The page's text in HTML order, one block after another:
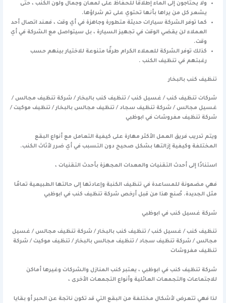
ولا يحتاجون إلى الماء إطلاقاً للحفاظ على لمعان وجمال ولون الكنب ، حتى
يشعر كل من يراها بأنها تحتوي على تم شراؤها.
كما توفر الشركة سيارات حديثة متطورة وجاهزة في أي وقت ، فعند اتصال أحد
العملاء لن يقضي الوقت في تجهيز السيارة ، بل سيتواصل مع الشركة في أي
وقت.
كذلك توفر الشركة للعملاء الكرام طرقًا متنوعة للاختيار بينهم حسب
رغبتهم في تنظيف الكنب .
تنظيف كنب بالبخار
شركات تنظيف كنب / غسيل كنب / تنظيف كنب بالبخار / شركة تنظيف مجالس /
غسيل مجالس / شركة تنظيف سجاد / تنظيف مجالس بالبخار / تنظيف موكيت /
شركة تنظيف مفروشات في ابوظبي
ويتم تدريب فريق العمل الأكثر مهارة على كيفية التعامل مع أنواع البقع
المختلفة وكيفية إزالتها بشكل صحيح دون التسبب في أي ضرر لأثاث الكنب.
استنادًا إلى أحدث التقنيات والمعدات المجهزة بأحدث التقنيات ،
فهي مضمونة للمساعدة في تنظيف الكنبة وإعادتها إلى حالتها الطبيعية تمامًا
مثل الجديدة. صُنع هذا من قبل أرخص شركة تنظيف كنب في ابوظبي
شركة غسيل كنب في ابوظبي
تنظيف كنب / غسيل كنب / تنظيف كنب بالبخار / شركة تنظيف مجالس / غسيل
مجالس / شركة تنظيف سجاد / تنظيف مجالس بالبخار / تنظيف موكيت / شركة
تنظيف مفروشات
شركة تنظيف كنب في ابوظبي ، يعتبر كنب المنازل والشركات وغيرها أماكن
للاجتماعات والتجمعات العائلية وأنواع التجمعات الأخرى ،
لذا فهي تتعرض لأشكال مختلفة من البقع التي قد تكون ناتجة عن الحبر أو بقايا